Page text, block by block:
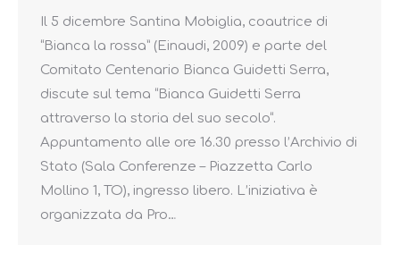
Il 5 dicembre Santina Mobiglia, coautrice di
“Bianca la rossa” (Einaudi, 2009) e parte del
Comitato Centenario Bianca Guidetti Serra,
discute sul tema “Bianca Guidetti Serra
attraverso la storia del suo secolo“.
Appuntamento alle ore 16.30 presso l’Archivio di
Stato (Sala Conferenze – Piazzetta Carlo
Mollino 1, TO), ingresso libero. L’iniziativa è
organizzata da Pro…